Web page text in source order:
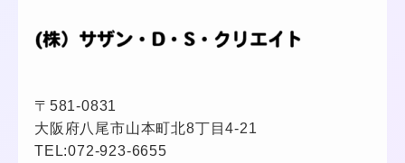
〒581-0831
大阪府八尾市山本町北8丁目4-21
TEL:072-923-6655